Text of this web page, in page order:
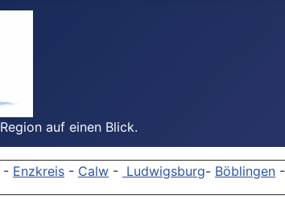
auf einen Blick.
- Enzkreis - Calw - Ludwigsburg- Böblingen -